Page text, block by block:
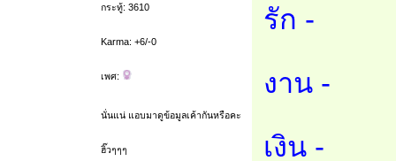
กระทู้: 3610
Karma: +6/-0
เพศ:
นั่นแน่ แอบมาดูข้อมูลเค้ากันหรือคะ
ฮิ๊วๆๆๆ
รัก -
งาน -
เงิน -